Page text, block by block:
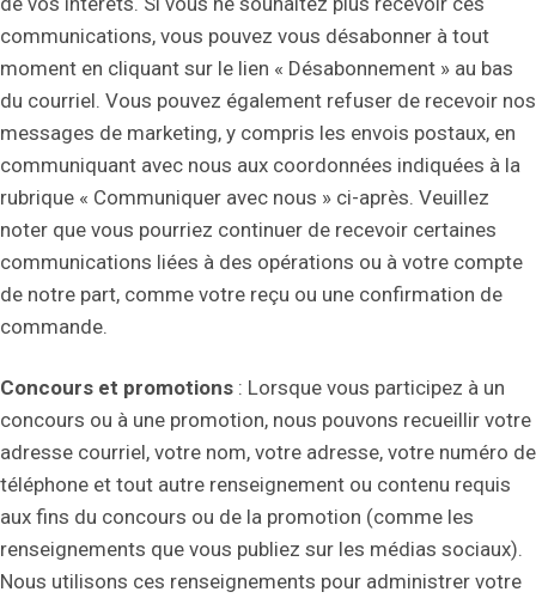
communications, vous pouvez vous désabonner à tout
moment en cliquant sur le lien « Désabonnement » au bas
du courriel. Vous pouvez également refuser de recevoir nos
messages de marketing, y compris les envois postaux, en
communiquant avec nous aux coordonnées indiquées à la
rubrique « Communiquer avec nous » ci-après. Veuillez
noter que vous pourriez continuer de recevoir certaines
communications liées à des opérations ou à votre compte
de notre part, comme votre reçu ou une confirmation de
commande.
Concours et promotions : Lorsque vous participez à un
concours ou à une promotion, nous pouvons recueillir votre
adresse courriel, votre nom, votre adresse, votre numéro de
téléphone et tout autre renseignement ou contenu requis
aux fins du concours ou de la promotion (comme les
renseignements que vous publiez sur les médias sociaux).
Nous utilisons ces renseignements pour administrer votre